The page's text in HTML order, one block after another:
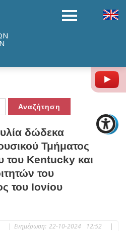
δώδεκα
Τμήματος
του Kentucky και
του
του Ιονίου
| Ενημέρωση: 22-10-2024 12:52
|